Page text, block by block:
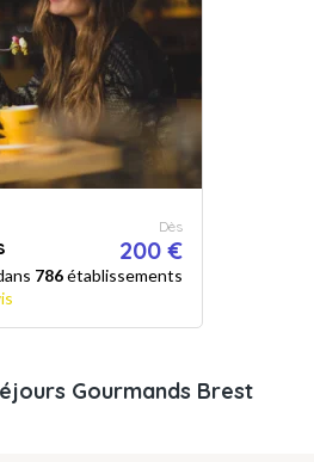
Dès
200 €
786établissements
Gourmands Brest